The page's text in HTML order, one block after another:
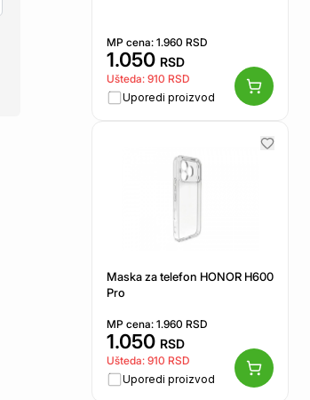
MP cena: 1.960 RSD
1.050 RSD
Ušteda: 910 RSD
Uporedi proizvod
Maska za telefon HONOR H600
Pro
MP cena: 1.960 RSD
1.050 RSD
Ušteda: 910 RSD
Uporedi proizvod